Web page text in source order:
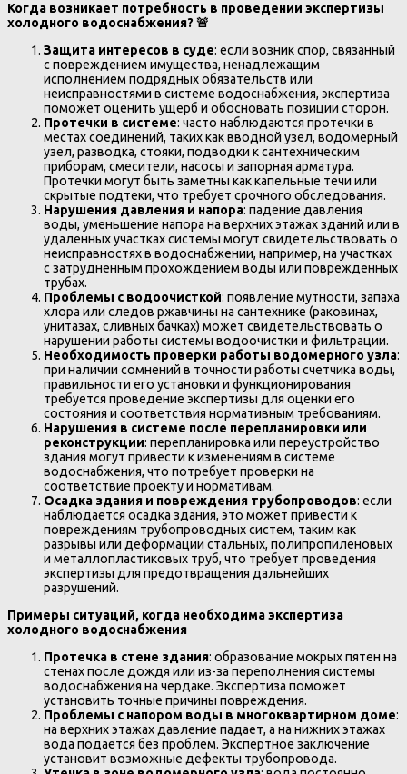
Когда возникает потребность в проведении экспертизы
холодного водоснабжения? 🚨
Защита интересов в суде: если возник спор, связанный
с повреждением имущества, ненадлежащим
исполнением подрядных обязательств или
неисправностями в системе водоснабжения, экспертиза
поможет оценить ущерб и обосновать позиции сторон.
Протечки в системе: часто наблюдаются протечки в
местах соединений, таких как вводной узел, водомерный
узел, разводка, стояки, подводки к сантехническим
приборам, смесители, насосы и запорная арматура.
Протечки могут быть заметны как капельные течи или
скрытые подтеки, что требует срочного обследования.
Нарушения давления и напора: падение давления
воды, уменьшение напора на верхних этажах зданий или в
удаленных участках системы могут свидетельствовать о
неисправностях в водоснабжении, например, на участках
с затрудненным прохождением воды или поврежденных
трубах.
Проблемы с водоочисткой: появление мутности, запаха
хлора или следов ржавчины на сантехнике (раковинах,
унитазах, сливных бачках) может свидетельствовать о
нарушении работы системы водоочистки и фильтрации.
Необходимость проверки работы водомерного узла:
при наличии сомнений в точности работы счетчика воды,
правильности его установки и функционирования
требуется проведение экспертизы для оценки его
состояния и соответствия нормативным требованиям.
Нарушения в системе после перепланировки или
реконструкции: перепланировка или переустройство
здания могут привести к изменениям в системе
водоснабжения, что потребует проверки на
соответствие проекту и нормативам.
Осадка здания и повреждения трубопроводов: если
наблюдается осадка здания, это может привести к
повреждениям трубопроводных систем, таким как
разрывы или деформации стальных, полипропиленовых
и металлопластиковых труб, что требует проведения
экспертизы для предотвращения дальнейших
разрушений.
Примеры ситуаций, когда необходима экспертиза
холодного водоснабжения
Протечка в стене здания: образование мокрых пятен на
стенах после дождя или из-за переполнения системы
водоснабжения на чердаке. Экспертиза поможет
установить точные причины повреждения.
Проблемы с напором воды в многоквартирном доме:
на верхних этажах давление падает, а на нижних этажах
вода подается без проблем. Экспертное заключение
установит возможные дефекты трубопровода.